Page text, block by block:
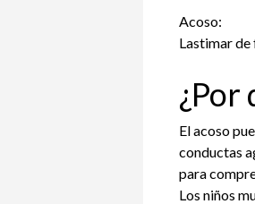
Acoso:
Lastimar de
¿Por
El acoso
conductas
para
Los niños